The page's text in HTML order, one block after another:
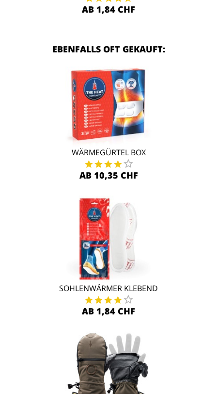
AB 1,84 CHF
EBENFALLS OFT GEKAUFT:
WÄRMEGÜRTEL BOX
AB 10,35 CHF
SOHLENWÄRMER KLEBEND
AB 1,84 CHF